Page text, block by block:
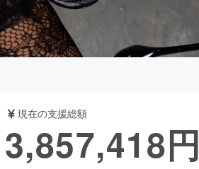
現在の支援総額
3,857,418円